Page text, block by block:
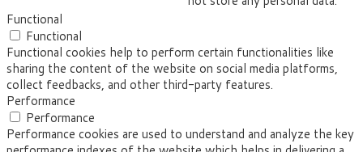
Functional
Functional
Functional cookies help to perform certain functionalities like
sharing the content of the website on social media platforms,
collect feedbacks, and other third-party features.
Performance
Performance
Performance cookies are used to understand and analyze the key